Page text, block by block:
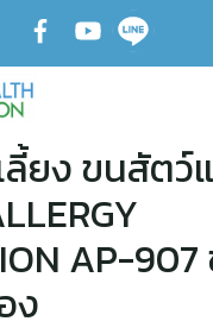
ยง ขนสัตว์
AP-
ง